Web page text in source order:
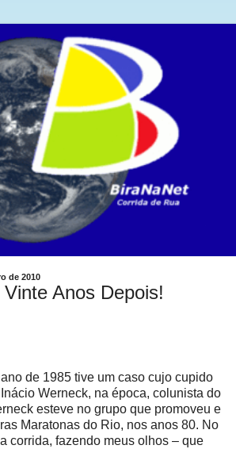
de 2010
Anos Depois!
de 1985 tive um caso cujo cupido
Werneck, na época, colunista do
esteve no grupo que promoveu e
Maratonas do Rio, nos anos 80. No
corrida, fazendo meus olhos – que